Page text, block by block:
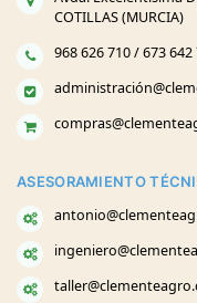
COTILLAS (MURCIA)
968 626 710 / 673 642
ASESORAMIENTO